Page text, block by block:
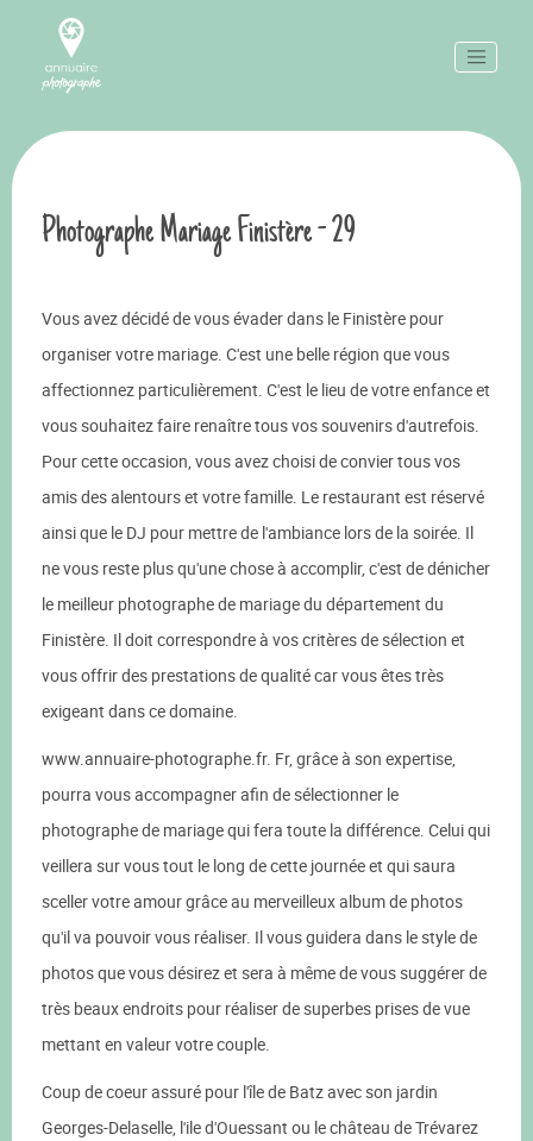
Photographe Mariage Finistère - 29
Vous avez décidé de vous évader dans le Finistère pour
organiser votre mariage. C'est une belle région que vous
affectionnez particulièrement. C'est le lieu de votre enfance et
vous souhaitez faire renaître tous vos souvenirs d'autrefois.
Pour cette occasion, vous avez choisi de convier tous vos
amis des alentours et votre famille. Le restaurant est réservé
ainsi que le DJ pour mettre de l'ambiance lors de la soirée. Il
ne vous reste plus qu'une chose à accomplir, c'est de dénicher
le meilleur photographe de mariage du département du
Finistère. Il doit correspondre à vos critères de sélection et
vous offrir des prestations de qualité car vous êtes très
exigeant dans ce domaine.
www.annuaire-photographe.fr. Fr, grâce à son expertise,
pourra vous accompagner afin de sélectionner le
photographe de mariage qui fera toute la différence. Celui qui
veillera sur vous tout le long de cette journée et qui saura
sceller votre amour grâce au merveilleux album de photos
qu'il va pouvoir vous réaliser. Il vous guidera dans le style de
photos que vous désirez et sera à même de vous suggérer de
très beaux endroits pour réaliser de superbes prises de vue
mettant en valeur votre couple.
Coup de coeur assuré pour l'île de Batz avec son jardin
Georges-Delaselle, l'ile d'Ouessant ou le château de Trévarez